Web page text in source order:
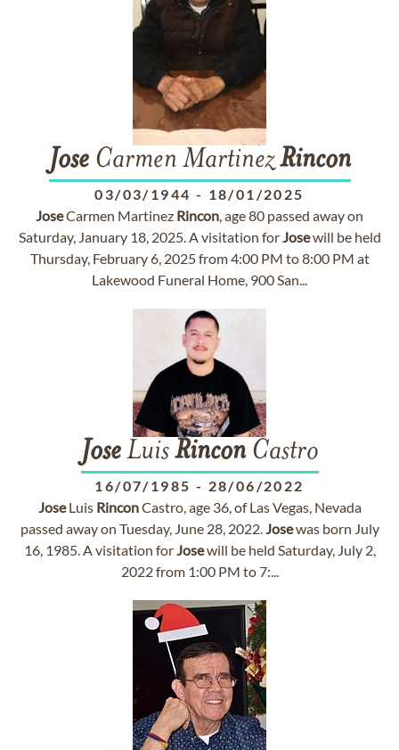
JoseCarmen MartinezRincon
03/03/1944 - 18/01/2025
JoseCarmen Martinez Rincon, age 80 passed away on
Saturday, January 18, 2025. A visitation forJosewill be held
Thursday, February 6, 2025 from 4:00 PM to 8:00 PM at
Lakewood Funeral Home, 900 San...
JoseLuisRinconCastro
16/07/1985 - 28/06/2022
JoseLuis RinconCastro, age 36, of Las Vegas, Nevada
passed away on Tuesday, June 28, 2022.Josewas born July
16, 1985. A visitation forJosewill be held Saturday, July 2,
2022 from 1:00 PM to 7:...